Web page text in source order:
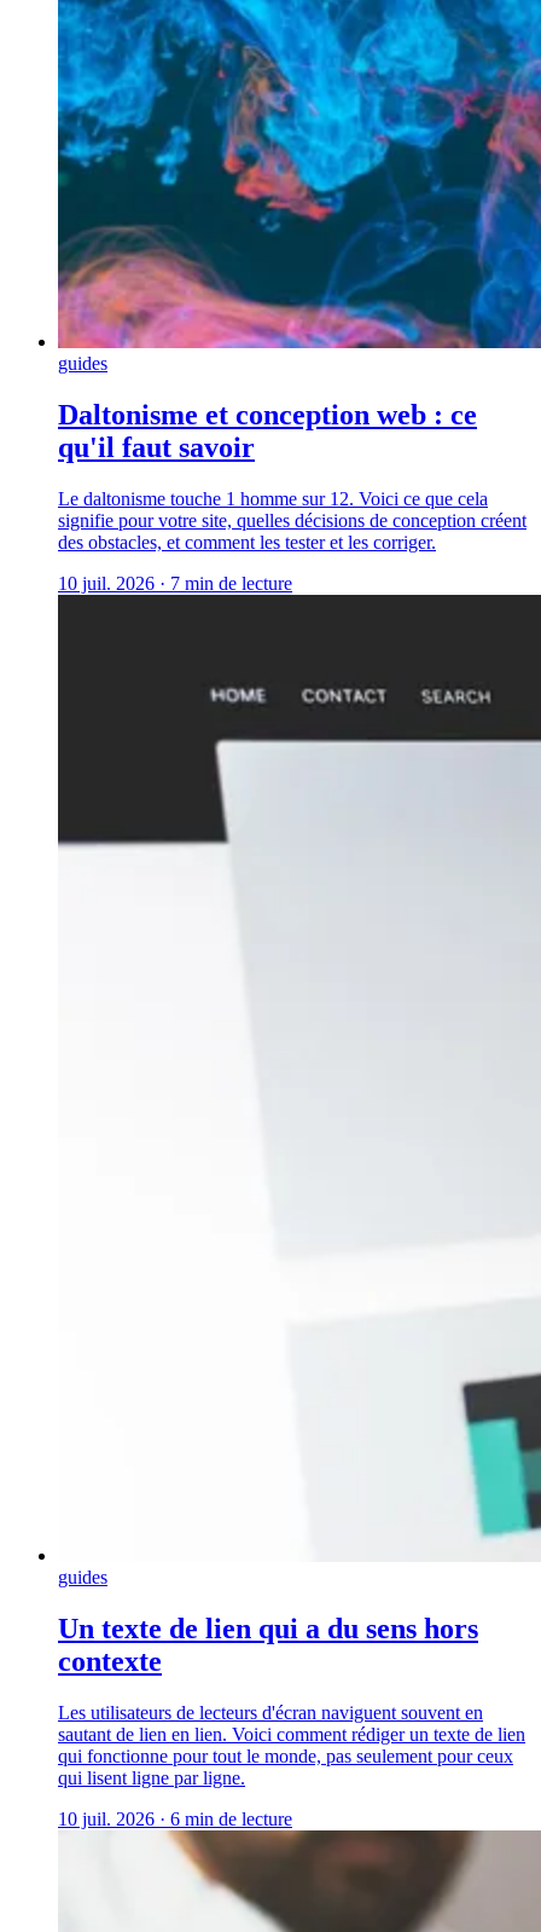
guides
Daltonisme et conception web : ce
qu'il faut savoir
Le daltonisme touche 1 homme sur 12. Voici ce que cela
signifie pour votre site, quelles décisions de conception créent
des obstacles, et comment les tester et les corriger.
10 juil. 2026 · 7 min de lecture
guides
Un texte de lien qui a du sens hors
contexte
Les utilisateurs de lecteurs d'écran naviguent souvent en
sautant de lien en lien. Voici comment rédiger un texte de lien
qui fonctionne pour tout le monde, pas seulement pour ceux
qui lisent ligne par ligne.
10 juil. 2026 · 6 min de lecture